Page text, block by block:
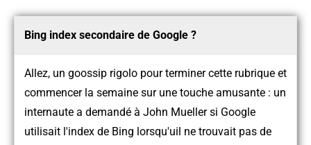
Bing index secondaire de Google ?
Allez, un goossip rigolo pour terminer cette rubrique et
commencer la semaine sur une touche amusante : un
internaute a demandé à John Mueller si Google
utilisait l'index de Bing lorsqu'uil ne trouvait pas de